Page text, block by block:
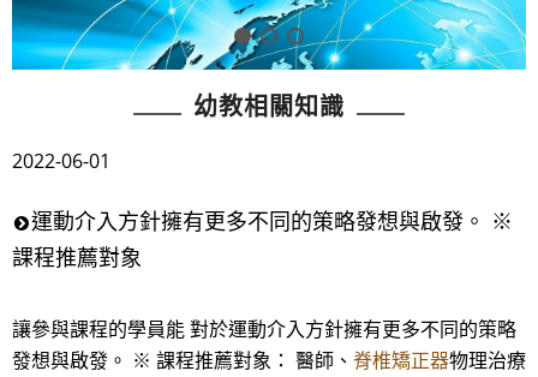
幼教相關知識
2022-06-01
運動介入方針擁有更多不同的策略發想與啟發。 ※
課程推薦對象
讓參與課程的學員能 對於運動介入方針擁有更多不同的策略
發想與啟發。 ※ 課程推薦對象： 醫師、 脊椎矯正器物理治療